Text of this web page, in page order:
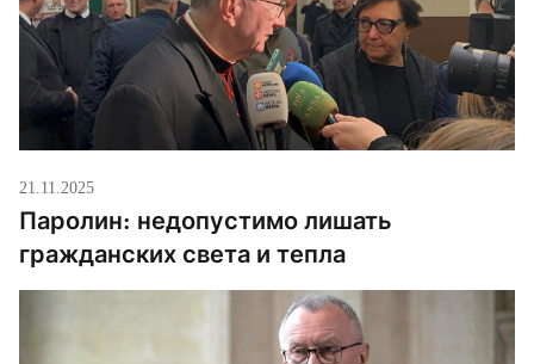
21.11.2025
Паролин: недопустимо лишать
гражданских света и тепла